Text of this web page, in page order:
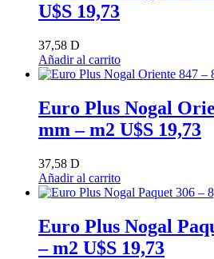
U$S 19,73
37,58 D
Añadir al carrito
Euro Plus Nogal
mm – m2 U$S 19,73
37,58 D
Añadir al carrito
Euro Plus Nogal
– m2 U$S 19,73